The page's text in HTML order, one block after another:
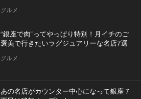
グルメ
“銀座で肉”ってやっぱり特別！月イチのご
褒美で行きたいラグジュアリーな名店7選
グルメ
あの名店がカウンター中心になって銀座７